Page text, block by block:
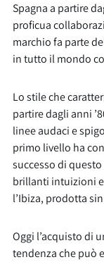
Spagna a partire
proficua
marchio fa parte
in tutto il mondo
Lo stile che
partire dagli anni
linee audaci e
primo livello ha
successo di
brillanti intuizioni
l’Ibiza, prodotta
Oggi l’acquisto di
tendenza che può